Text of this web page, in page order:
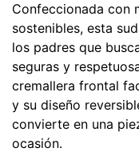
Confeccionada con
sostenibles, esta
los padres que
seguras y
cremallera frontal
y su diseño
convierte en una
ocasión.